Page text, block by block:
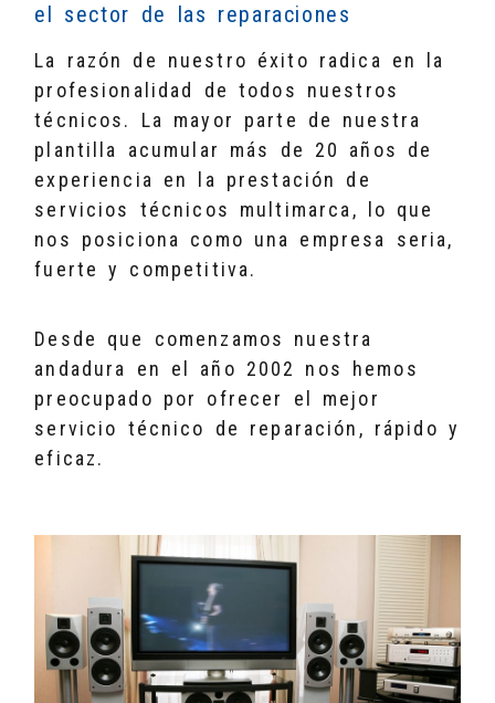
el sector de las reparaciones
La razón de nuestro éxito radica en la
profesionalidad de todos nuestros
técnicos. La mayor parte de nuestra
plantilla acumular más de 20 años de
experiencia en la prestación de
servicios técnicos multimarca, lo que
nos posiciona como una empresa seria,
fuerte y competitiva.
Desde que comenzamos nuestra
andadura en el año 2002 nos hemos
preocupado por ofrecer el mejor
servicio técnico de reparación, rápido y
eficaz.